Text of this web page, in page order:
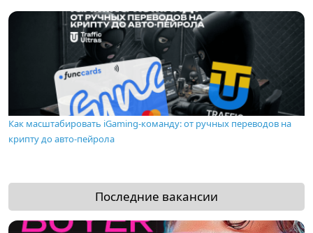
Как масштабировать iGaming-команду: от ручных переводов на
крипту до авто-пейрола
Последние вакансии